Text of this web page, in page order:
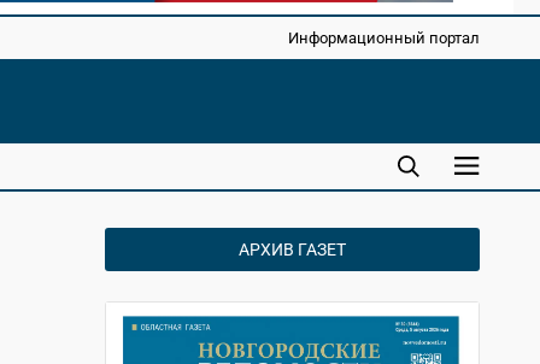
Информационный портал
АРХИВ ГАЗЕТ